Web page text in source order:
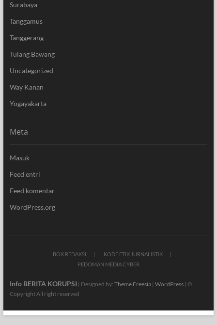
Surabaya
Tanggamus
Tanggerang
Tulang Bawang
Uncategorized
Way Kanan
Yogayakarta
Meta
Masuk
Feed entri
Feed komentar
WordPress.org
BOX REDAKSI
KODE ETIK JURNALISTIK
PEDOMAN MEDIA CYBER
Info BERITA KORUPSI | Designed by: Theme Freesia| WordPress| ©
Copyright All right reserved